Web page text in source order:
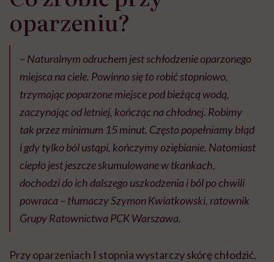
oparzeniu?
– Naturalnym odruchem jest schłodzenie oparzonego
miejsca na ciele. Powinno się to robić stopniowo,
trzymając poparzone miejsce pod bieżącą wodą,
zaczynając od letniej, kończąc na chłodnej. Robimy
tak przez minimum 15 minut. Często popełniamy błąd
i gdy tylko ból ustąpi, kończymy oziębianie. Natomiast
ciepło jest jeszcze skumulowane w tkankach,
dochodzi do ich dalszego uszkodzenia i ból po chwili
powraca – tłumaczy Szymon Kwiatkowski, ratownik
Grupy Ratownictwa PCK Warszawa.
Przy oparzeniach I stopnia wystarczy skórę chłodzić,